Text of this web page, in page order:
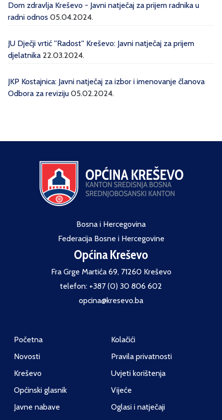
Dom zdravlja Kreševo - Javni natječaj za prijem radnika u
radni odnos 05.04.2024.
JU Dječji vrtić ''Radost'' Kreševo: Javni natječaj za prijem
djelatnika 22.03.2024.
JKP Kostajnica: Javni natječaj za izbor i imenovanje članova
Odbora za reviziju 05.02.2024.
Bosna i Hercegovina
Federacija Bosne i Hercegovine
Općina Kreševo
Fra Grge Martića 69, 71260 Kreševo
telefon: +387 (0) 30 806 602
opcina@kresevo.ba
Početna
Novosti
Kreševo
Općinski glasnik
Javne nabave
Kolačići
Pravila privatnosti
Uvjeti korištenja
Vijeće
Oglasi i natječaji